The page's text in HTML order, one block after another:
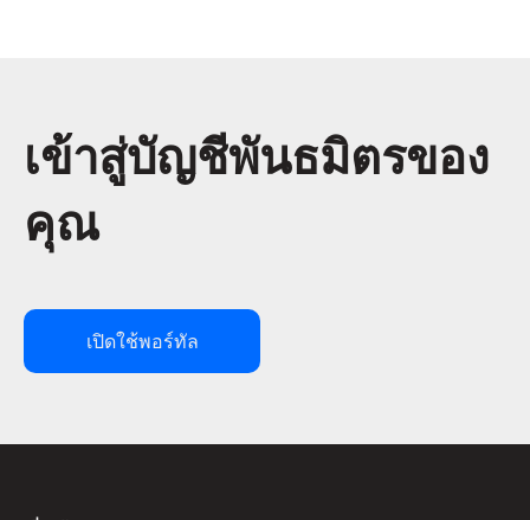
เข้าสู่บัญชีพันธมิตรของ
คุณ
เปิดใช้พอร์ทัล